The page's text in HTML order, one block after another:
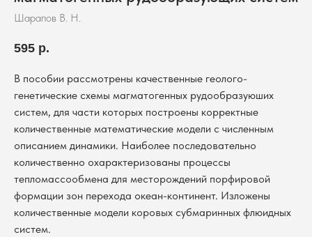
Шарапов В. Н.
595 р.
В пособии рассмотрены качественные геолого-
генетические схемы магматогенных рудообразуюших
систем, для части которых построены корректные
количественные математические модели с численным
описанием динамики. Наиболее последовательно
количественно охарактеризованы процессы
тепломассообмена для месторождений порфировой
формации зон перехода океан-континент. Изложены
количественные модели коровых субмаринных флюидных
систем.